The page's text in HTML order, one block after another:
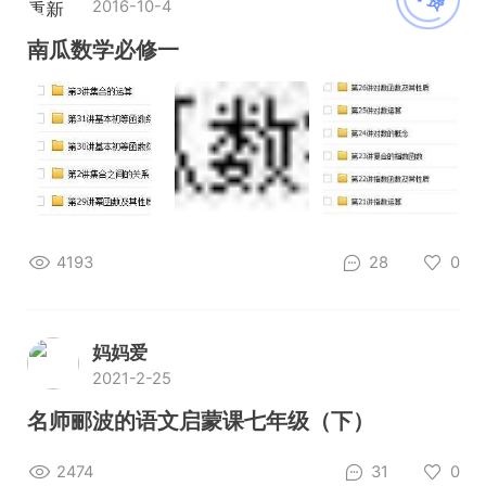
重新
加载
2016-10-4
南瓜数学必修一
4193 28 0
妈妈爱
2021-2-25
名师郦波的语文启蒙课七年级（下）
2474 31 0